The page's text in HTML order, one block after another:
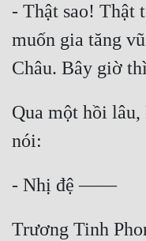
- Thật sao! Thật
muốn gia tăng
Qua một hồi
Trương Tinh